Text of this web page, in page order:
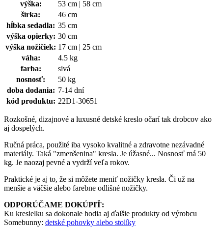
výška:
53 cm | 58 cm
šírka:
46 cm
hĺbka sedadla: 35 cm
výška opierky: 30 cm
výška nožičiek: 17 cm | 25 cm
váha:
4.5 kg
farba:
sivá
nosnosť:
50 kg
doba dodania: 7-14 dní
kód produktu: 22D1-30651
Rozkošné, dizajnové a luxusné detské kreslo očarí tak drobcov ako
aj dospelých.
Ručná práca, použité iba vysoko kvalitné a zdravotne nezávadné
materiály. Taká "zmenšenina" kresla. Je úžasné... Nosnosť má 50
kg. Je naozaj pevné a vydrží veľa rokov.
Praktické je aj to, že si môžete meniť nožičky kresla. Či už na
menšie a väčšie alebo farebne odlišné nožičky.
ODPORÚČAME DOKÚPIŤ:
Ku kresielku sa dokonale hodia aj ďalšie produkty od výrobcu
Somebunny: detské pohovky alebo stolíky